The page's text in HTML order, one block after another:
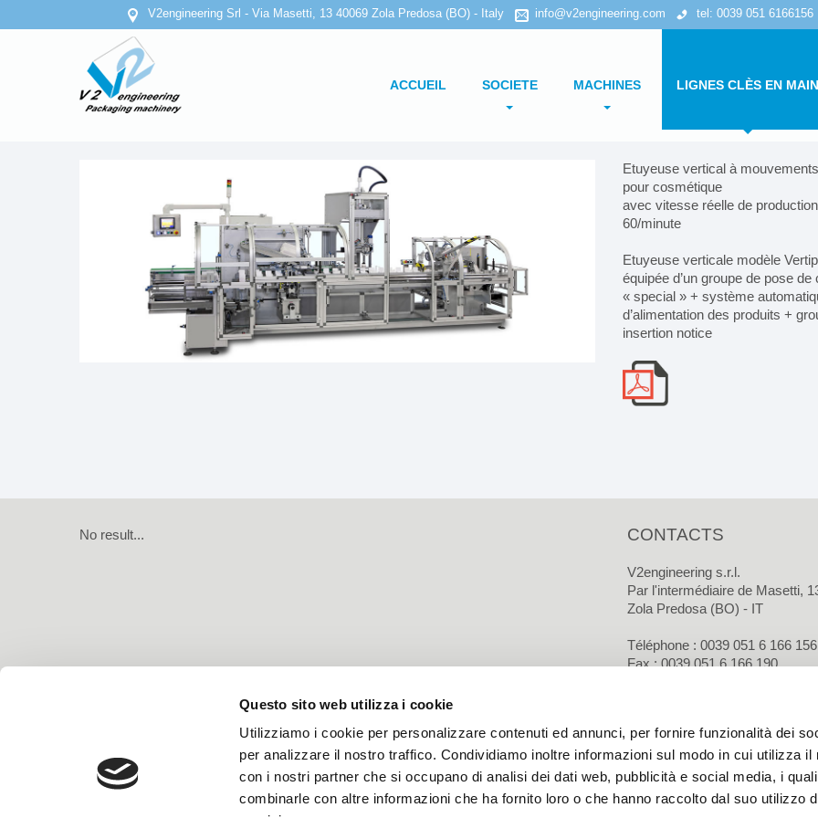
Questo sito web utilizza i cookie
Utilizziamo i cookie per personalizzare contenuti ed annunci, per fornire funzionalità dei
per analizzare il nostro traffico. Condividiamo inoltre informazioni sul modo in cui utilizza il
con i nostri partner che si occupano di analisi dei dati web, pubblicità e social media, i
combinarle con altre informazioni che ha fornito loro o che hanno raccolto dal suo utilizzo
V2engineering Srl - Via Masetti, 13 40069 Zola Predosa (BO) - Italy info@v2engineering.com tel: 0039 051 6166156
ACCUEIL SOCIETE
Politique de confidentialité
Politique en matière de cookies
MACHINES
Recherche par type de machine
Recherche par type de produit
Etuyeuses horizontales
Etuyeuses verticales
Formeuses/ Fermeuses
Tray packer
Encartonneuses
Cellophaneuses
LIGNES CLÈS EN MAIN
Etuyeuse vertical à
pour cosmétique
avec vitesse réelle de production
60/minute
Etuyeuse verticale modèle
équipée d’un groupe de pose de
« special » + système
d’alimentation des produits +
insertion notice
No result... CONTACTS
V2engineering s.r.l.
Par l'intermédiaire de Masetti,
Zola Predosa (BO) - IT
Téléphone : 0039 051 6 166 156
Fax :0039 051 6 166 190
Politique en matière de cookies